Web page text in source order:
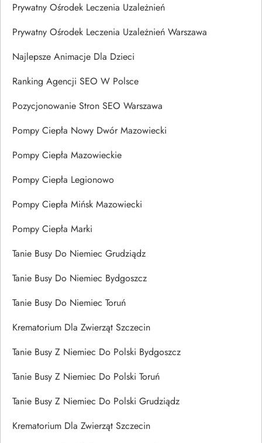
Prywatny Ośrodek Leczenia Uzależnień
Prywatny Ośrodek Leczenia Uzależnień Warszawa
Najlepsze Animacje Dla Dzieci
Ranking Agencji SEO W Polsce
Pozycjonowanie Stron SEO Warszawa
Pompy Ciepła Nowy Dwór Mazowiecki
Pompy Ciepła Mazowieckie
Pompy Ciepła Legionowo
Pompy Ciepła Mińsk Mazowiecki
Pompy Ciepła Marki
Tanie Busy Do Niemiec Grudziądz
Tanie Busy Do Niemiec Bydgoszcz
Tanie Busy Do Niemiec Toruń
Krematorium Dla Zwierząt Szczecin
Tanie Busy Z Niemiec Do Polski Bydgoszcz
Tanie Busy Z Niemiec Do Polski Toruń
Tanie Busy Z Niemiec Do Polski Grudziądz
Krematorium Dla Zwierząt Szczecin